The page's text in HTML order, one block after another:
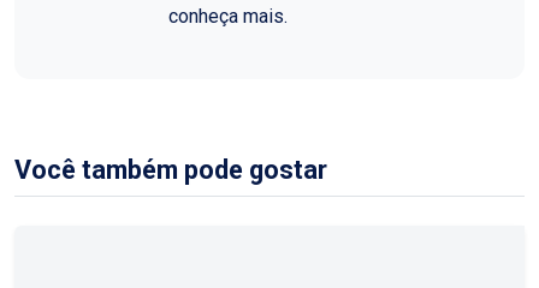
conheça mais.
Você também pode gostar